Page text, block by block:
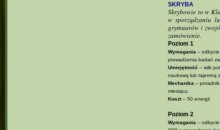
SKRYBA
Skrybowie to w
w sporządzaniu
grymuarów i
zamówienie.
Poziom 1
Wymagania –
prowadzenia badań
Umiejętność – wilk
naukową lub tajemną
Mechanika –
miesiącu.
Koszt– 50 energii
Poziom 2
Wymagania –